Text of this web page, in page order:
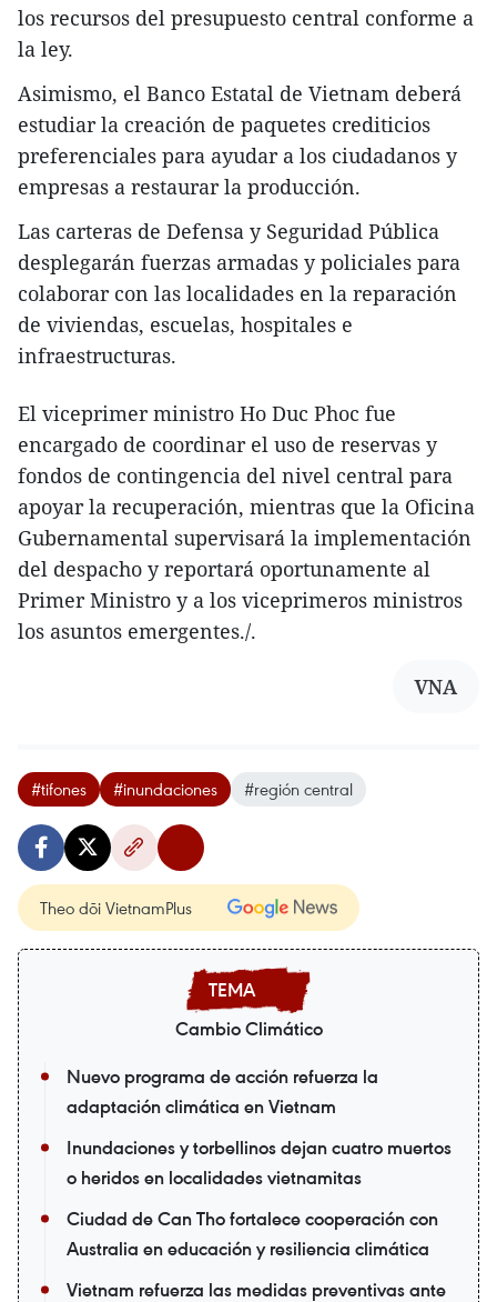
los recursos del presupuesto central conforme a
la ley.
Asimismo, el Banco Estatal de Vietnam deberá
estudiar la creación de paquetes crediticios
preferenciales para ayudar a los ciudadanos y
empresas a restaurar la producción.
Las carteras de Defensa y Seguridad Pública
desplegarán fuerzas armadas y policiales para
colaborar con las localidades en la reparación
de viviendas, escuelas, hospitales e
infraestructuras.
El viceprimer ministro Ho Duc Phoc fue
encargado de coordinar el uso de reservas y
fondos de contingencia del nivel central para
apoyar la recuperación, mientras que la Oficina
Gubernamental supervisará la implementación
del despacho y reportará oportunamente al
Primer Ministro y a los viceprimeros ministros
los asuntos emergentes./.
VNA
#tifones #inundaciones #región central
Theo dõi VietnamPlus
Cambio Climático
Nuevo programa de acción refuerza la
adaptación climática en Vietnam
Inundaciones y torbellinos dejan cuatro muertos
o heridos en localidades vietnamitas
Ciudad de Can Tho fortalece cooperación con
Australia en educación y resiliencia climática
Vietnam refuerza las medidas preventivas ante